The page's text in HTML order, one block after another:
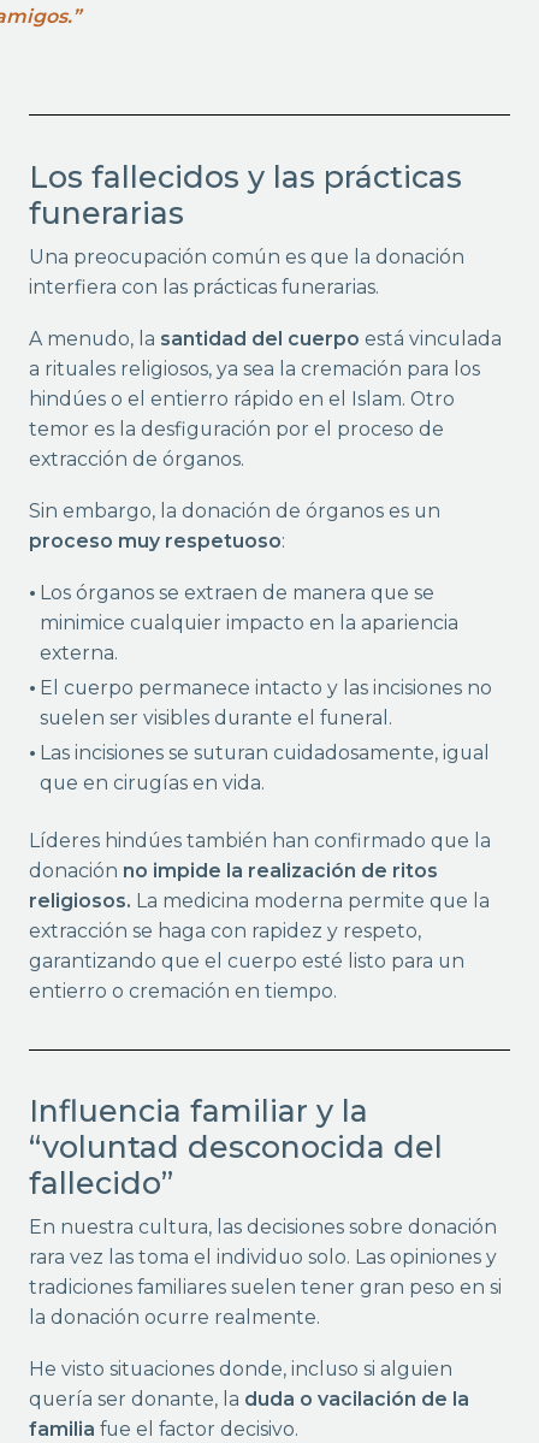
Los fallecidos y las prácticas
funerarias
Una preocupación común es que la donación
interfiera con las prácticas funerarias.
A menudo, la santidad del cuerpo está vinculada
a rituales religiosos, ya sea la cremación para los
hindúes o el entierro rápido en el Islam. Otro
temor es la desfiguración por el proceso de
extracción de órganos.
Sin embargo, la donación de órganos es un
proceso muy respetuoso:
Los órganos se extraen de manera que se
minimice cualquier impacto en la apariencia
externa.
El cuerpo permanece intacto y las incisiones no
suelen ser visibles durante el funeral.
Las incisiones se suturan cuidadosamente, igual
que en cirugías en vida.
Líderes hindúes también han confirmado que la
donación no impide la realización de ritos
religiosos. La medicina moderna permite que la
extracción se haga con rapidez y respeto,
garantizando que el cuerpo esté listo para un
entierro o cremación en tiempo.
Influencia familiar y la
“voluntad desconocida del
fallecido”
En nuestra cultura, las decisiones sobre donación
rara vez las toma el individuo solo. Las opiniones y
tradiciones familiares suelen tener gran peso en si
la donación ocurre realmente.
He visto situaciones donde, incluso si alguien
quería ser donante, la duda o vacilación de la
familia fue el factor decisivo.